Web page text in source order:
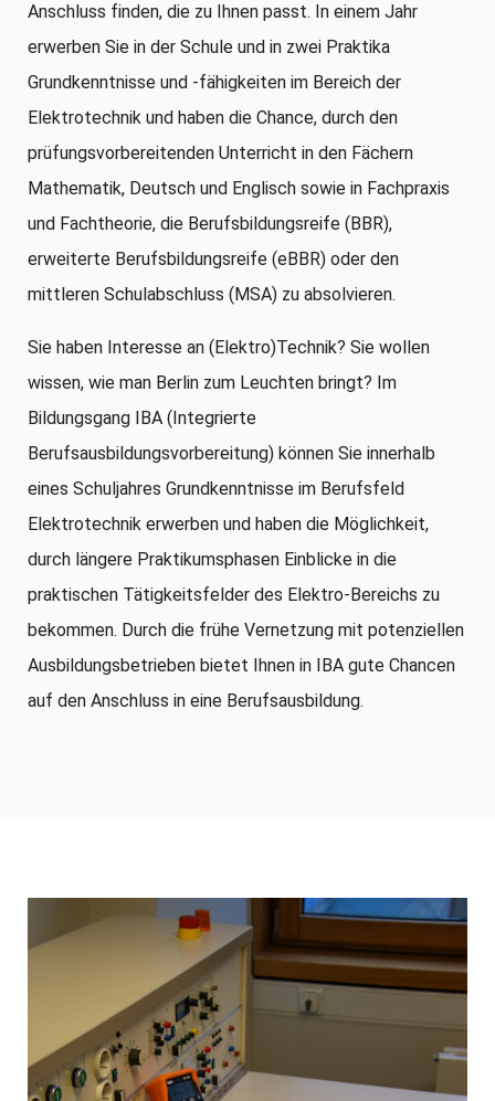
Anschluss finden, die zu Ihnen passt. In einem Jahr
erwerben Sie in der Schule und in zwei Praktika
Grundkenntnisse und -fähigkeiten im Bereich der
Elektrotechnik und haben die Chance, durch den
prüfungsvorbereitenden Unterricht in den Fächern
Mathematik, Deutsch und Englisch sowie in Fachpraxis
und Fachtheorie, die Berufsbildungsreife (BBR),
erweiterte Berufsbildungsreife (eBBR) oder den
mittleren Schulabschluss (MSA) zu absolvieren.
Sie haben Interesse an (Elektro)Technik? Sie wollen
wissen, wie man Berlin zum Leuchten bringt? Im
Bildungsgang IBA (Integrierte
Berufsausbildungsvorbereitung) können Sie innerhalb
eines Schuljahres Grundkenntnisse im Berufsfeld
Elektrotechnik erwerben und haben die Möglichkeit,
durch längere Praktikumsphasen Einblicke in die
praktischen Tätigkeitsfelder des Elektro-Bereichs zu
bekommen. Durch die frühe Vernetzung mit potenziellen
Ausbildungsbetrieben bietet Ihnen in IBA gute Chancen
auf den Anschluss in eine Berufsausbildung.